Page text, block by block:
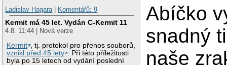
Ladislav Hagara | Komentářů: 9
Kermit má 45 let. Vydán C-Kermit 11
4.8. 11:44 | Nová verze
Kermit , tj. protokol pro přenos souborů,
vznikl před 45 lety . Při této příležitosti
byla po 15 letech od vydání poslední
Abíčko
snadný
naše